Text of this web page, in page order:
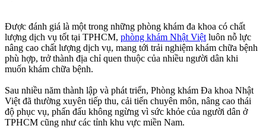
Được đánh giá là một trong những phòng khám đa khoa có chất
lượng dịch vụ tốt tại TPHCM, phòng khám Nhật Việt luôn nỗ lực
nâng cao chất lượng dịch vụ, mang tới trải nghiệm khám chữa bệnh
phù hợp, trở thành địa chỉ quen thuộc của nhiều người dân khi
muốn khám chữa bệnh.
Sau nhiều năm thành lập và phát triển, Phòng khám Đa khoa Nhật
Việt đã thường xuyên tiếp thu, cải tiến chuyên môn, nâng cao thái
độ phục vụ, phấn đấu không ngừng vì sức khỏe của người dân ở
TPHCM cũng như các tỉnh khu vực miền Nam.